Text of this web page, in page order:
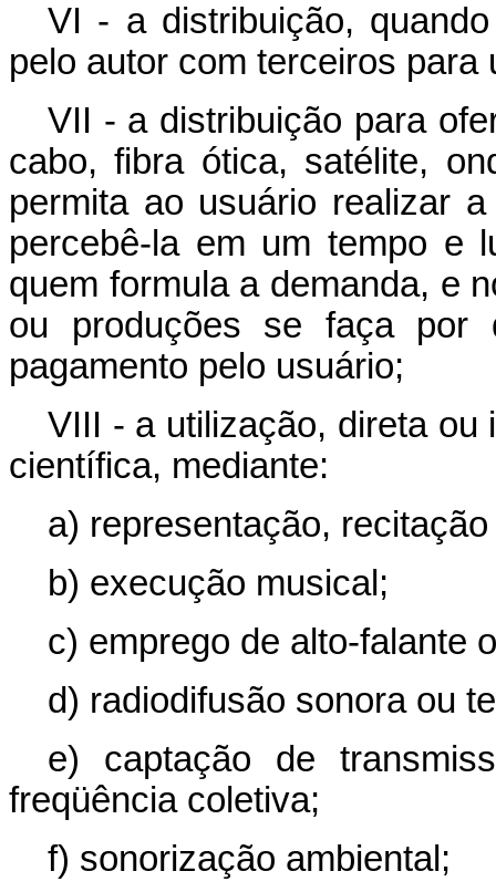
VI - a distribuição,
pelo autor com terceiros
VII - a distribuição para
cabo, fibra ótica, satélite,
permita ao usuário realizar
percebê-la em um tempo e
quem formula a demanda, e
ou produções se faça por
pagamento pelo usuário;
VIII - a utilização, direta ou
científica, mediante:
a) representação,
b) execução musical;
c) emprego de alto-falante
d) radiodifusão sonora ou
e) captação de
freqüência coletiva;
f) sonorização ambiental;